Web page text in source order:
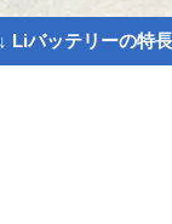
↓ Liバッテリーの特長